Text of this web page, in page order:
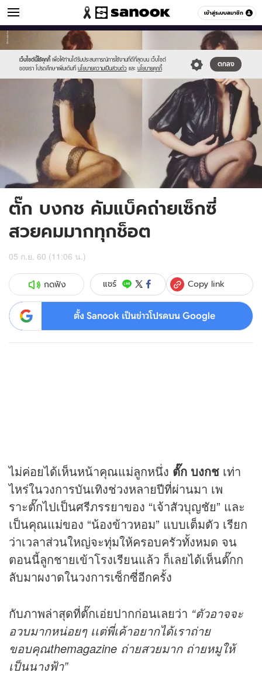
เข้าสู่ระบบสมาชิก
ข่าวบันเทิง หมวดอื่นๆ
เว็บไซต์นี้ใช้คุกกี้ เพื่อให้ท่านได้รับประสบการณ์การใช้งานที่ดีที่สุดบน เว็บไซต์
ของเรา โปรดศึกษาเพิ่มเติมที่ นโยบายความเป็นส่วนตัว และ นโยบายคุกกี้
ตกลง
//s.isanook.com/sr/0/images/logo-
new-
sanook.png
//s.isanook.com/ns/0/ud/680/3400686/800.jpg
ตั๊ก บงกช คัมแบ็คถ่ายเซ็กซี่
สวยคมมากทุกช็อต
05 ก.ย. 60 (11:06 น.)
กดฟัง แชร์ Copy link
ตั้ง Sanook เป็นข่าวโปรดบน Google
ไม่ค่อยได้เห็นหน้าคุณแม่ลูกหนึ่ง ตั๊ก บงกช เท่า
ไหร่ในวงการบันเทิงช่วงหลายปีที่ผ่านมา เพ
ราะตั๊กไปเป็นศรีภรรยาของ “เจ้าสัวบุญชัย” และ
เป็นคุณแม่ของ “น้องข้าวหอม” แบบเต็มตัว เรียก
ว่าเวลาส่วนใหญ่จะทุ่มให้ครอบครัวทั้งหมด จน
ตอนนี้ลูกชายเข้าโรงเรียนแล้ว ก็เลยได้เห็นตั๊กก
ลับมาผงาดในวงการเซ็กซี่อีกครั้ง
กับภาพล่าสุดที่ตั๊กเอ่ยปากก่อนเลยว่า “ตัวอาจจะ
อวบมากหน่อยๆ เเต่พี่เค้าอยากได้เราถ่าย
ขอบคุณthemagazine ถ่ายสวยมาก ถ่ายหมูให้
เป็นนางฟ้า”